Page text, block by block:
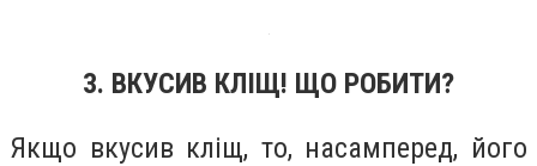
3. ВКУСИВ КЛІЩ! ЩО РОБИТИ?
Якщо вкусив кліщ, то, насамперед, його